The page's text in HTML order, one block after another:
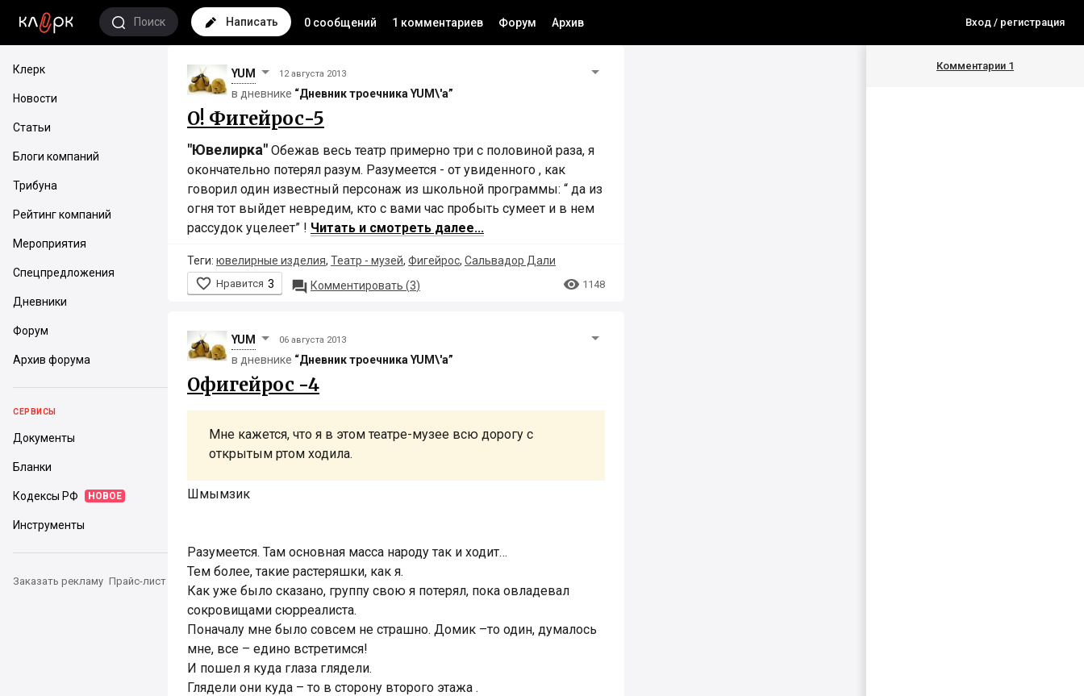
Поиск Написать 0 сообщений 1 комментариев Форум Архив Вход / регистрация
Клерк
Новости
Статьи
Блоги компаний
Трибуна
Рейтинг компаний
Мероприятия
Спецпредложения
Дневники
Форум
Архив форума
СЕРВИСЫ
Документы
Бланки
Кодексы РФ НОВОЕ
Инструменты
Заказать рекламу Прайс-лист
YUM 12 августа 2013
в дневнике “Дневник троечника YUM\'а”
О! Фигейрос-5
"Ювелирка" Обежав весь театр примерно три с половиной раза, я
окончательно потерял разум. Разумеется - от увиденного , как
говорил один известный персонаж из школьной программы: “ да из
огня тот выйдет невредим, кто с вами час пробыть сумеет и в нем
рассудок уцелеет” ! Читать и смотреть далее...
Теги: ювелирные изделия, Театр - музей, Фигейрос, Сальвадор Дали
 Нравится 3  Комментировать (3)  1148
YUM 06 августа 2013
в дневнике “Дневник троечника YUM\'а”
Офигейрос -4
Мне кажется, что я в этом театре-музее всю дорогу с
открытым ртом ходила.
Шмымзик
Разумеется. Там основная масса народу так и ходит…
Тем более, такие растеряшки, как я.
Как уже было сказано, группу свою я потерял, пока овладевал
сокровищами сюрреалиста.
Поначалу мне было совсем не страшно. Домик –то один, думалось
мне, все – едино встретимся!
И пошел я куда глаза глядели.
Глядели они куда – то в сторону второго этажа .
Комментарии 1